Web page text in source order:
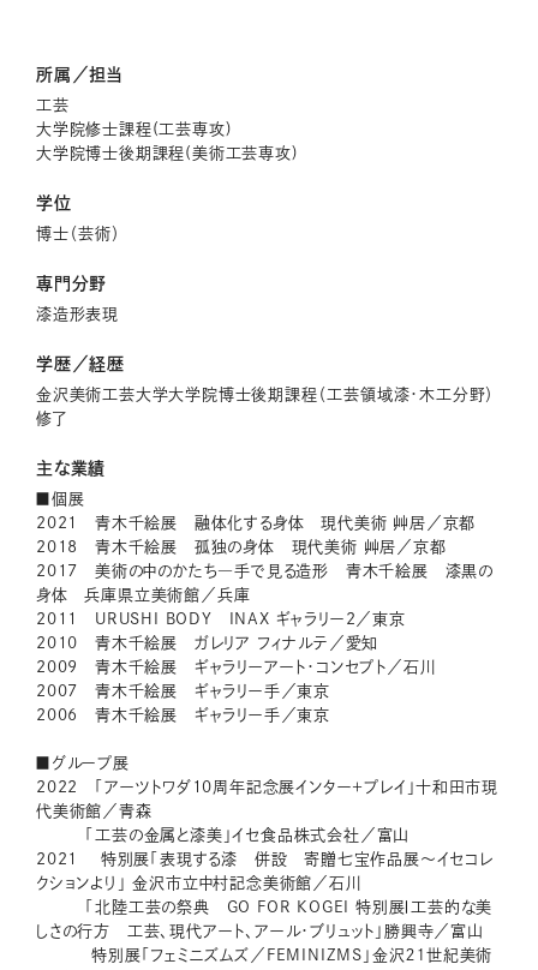
所属／担当
工芸
大学院修士課程(工芸専攻)
大学院博士後期課程(美術工芸専攻)
学位
博士（芸術）
専門分野
漆造形表現
学歴／経歴
金沢美術工芸大学大学院博士後期課程（工芸領域漆・木工分野）
修了
主な業績
■個展
2021 青木千絵展 融体化する身体 現代美術 艸居／京都
2018 青木千絵展 孤独の身体 現代美術 艸居／京都
2017 美術の中のかたち―手で見る造形 青木千絵展 漆黒の
身体 兵庫県立美術館／兵庫
2011 ​URUSHI BODY INAX ギャラリー2／東京
2010 青木千絵展 ガレリア フィナルテ／愛知
2009 青木千絵展 ギャラリーアート・コンセプト／石川
2007 青木千絵展 ギャラリー手／東京
2006 ​青木千絵展 ギャラリー手／東京
■グループ展
2022 「アーツトワダ10周年記念展インター＋プレイ」十和田市現
代美術館／青森
「工芸の金属と漆美」イセ食品株式会社／富山
2021 特別展「表現する漆 併設 寄贈七宝作品展〜イセコレ
クションより」 金沢市立中村記念美術館／石川
「北陸工芸の祭典 GO FOR KOGEI 特別展Ⅰ工芸的な美
しさの行方 工芸、現代アート、アール・ブリュット」勝興寺／富山
特別展「フェミニズムズ／FEMINIZMS」金沢２１世紀美術